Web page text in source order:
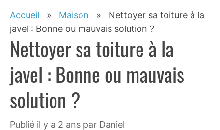
Accueil » Maison » Nettoyer sa toiture à la
javel : Bonne ou mauvais solution ?
Nettoyer sa toiture à la
javel : Bonne ou mauvais
solution ?
publié il y a 2 ans par Daniel